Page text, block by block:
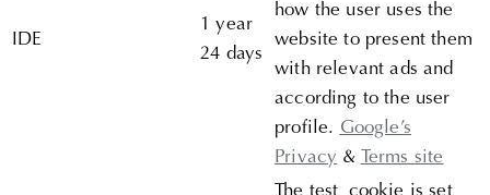
IDE
1 year
24 days
how the user uses the
website to present them
with relevant ads and
according to the user
profile. Google’s
Privacy & Terms site